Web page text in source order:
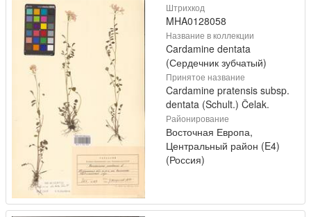
Штрихкод
MHA0128058
Название в коллекции
Cardamine dentata
(Сердечник зубчатый)
Принятое название
Cardamine pratensis subsp.
dentata (Schult.) Čelak.
Районирование
Восточная Европа,
Центральный район (E4)
(Россия)